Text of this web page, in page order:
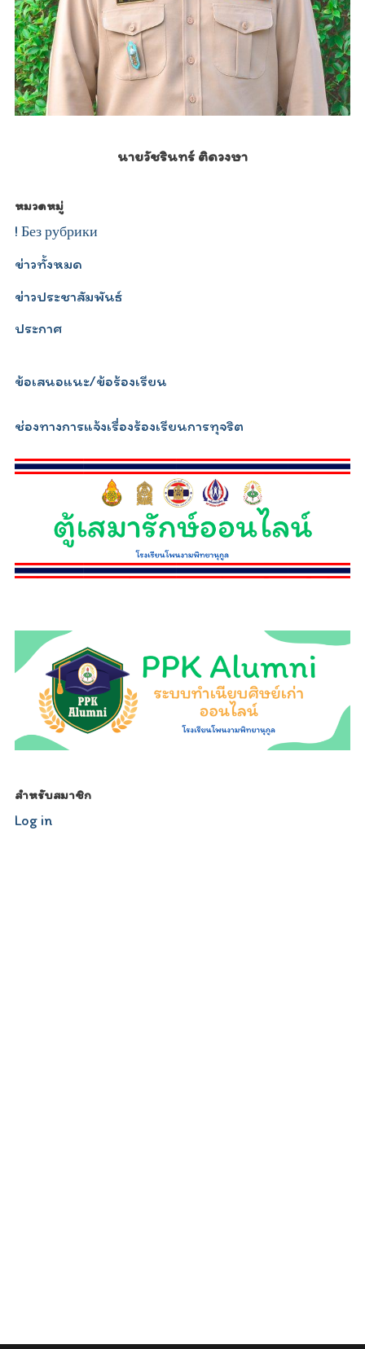
นายวัชรินทร์ ติดวงษา
หมวดหมู่
! Без рубрики
ข่าวทั้งหมด
ข่าวประชาสัมพันธ์
ประกาศ
ข้อเสนอแนะ/ข้อร้องเรียน
ช่องทางการแจ้งเรื่องร้องเรียนการทุจริต
สำหรับสมาชิก
Log in